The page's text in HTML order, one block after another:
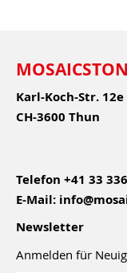
Karl-Koch-Str. 12e
CH-3600 Thun
Telefon +41 33
E-Mail:
Newsletter
Anmelden für